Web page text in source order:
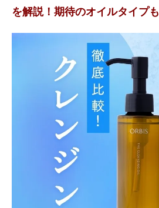
を解説！期待のオイルタイプも